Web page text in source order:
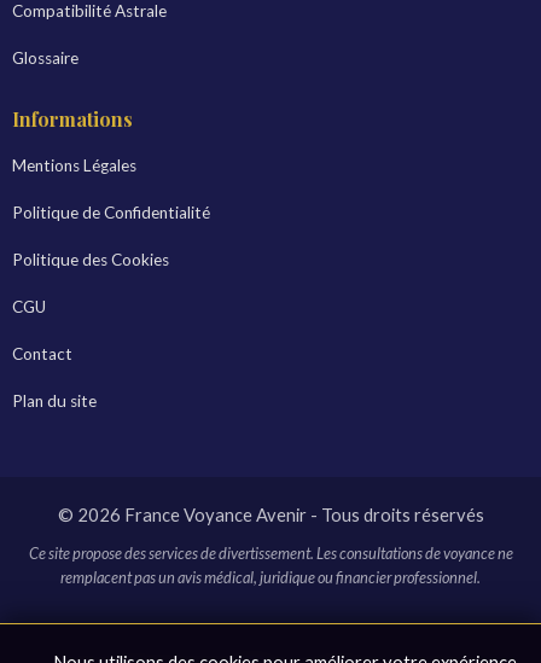
Compatibilité Astrale
Glossaire
Informations
Mentions Légales
Politique de Confidentialité
Politique des Cookies
CGU
Contact
Plan du site
© 2026 France Voyance Avenir - Tous droits réservés
Ce site propose des services de divertissement. Les consultations de voyance ne
remplacent pas un avis médical, juridique ou financier professionnel.